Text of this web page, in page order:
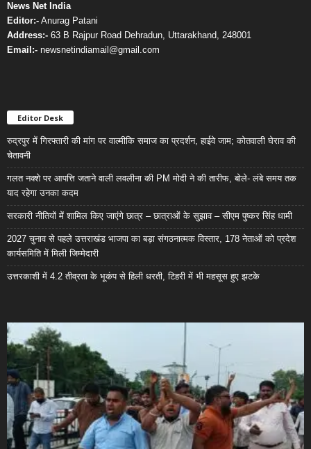
News Net India
Editor:- Anurag Patani
Address:- 63 B Rajpur Road Dehradun, Uttarakhand, 248001
Email:- newsnetindiamail@gmail.com
Editor Desk
रुद्रपुर में गिरफ्तारी की मांग पर वाल्मीकि समाज का प्रदर्शन, हाईवे जाम; कोतवाली घेराव की
चेतावनी
गलत नक्शे पर आपत्ति जताने वाली लवलीना की PM मोदी ने की तारीफ, बोले- लंबे समय तक
याद रहेगा उनका कदम
सरकारी नीतियों में शामिल किए जाएंगे छात्र – छात्राओं के सुझाव – सीएम पुष्कर सिंह धामी
2027 चुनाव से पहले उत्तराखंड भाजपा का बड़ा संगठनात्मक विस्तार, 178 नेताओं को प्रदेश
कार्यसमिति में मिली जिम्मेदारी
उत्तरकाशी में 4.2 तीव्रता के भूकंप से हिली धरती, टिहरी में भी महसूस हुए झटके